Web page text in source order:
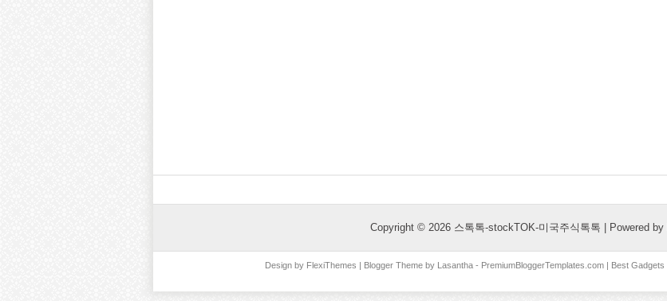
Copyright © 2026 스톡톡-stockTOK-미국주식톡톡 | Powered by
Design by FlexiThemes | Blogger Theme by Lasantha- PremiumBloggerTemplates.com| Best Gadgets